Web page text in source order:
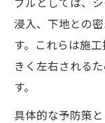
浸入、下地との
す。これらは施
きく左右される
す。
具体的な予防策